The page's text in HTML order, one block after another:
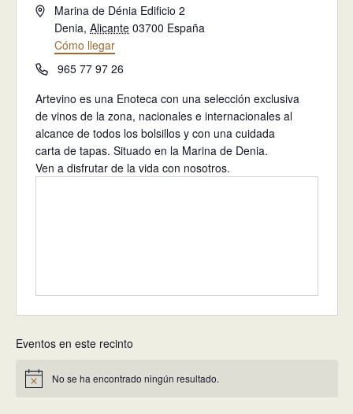
Dirección
Marina de Dénia Edificio 2
Denia, Alicante 03700 España
Cómo llegar
Teléfono965 77 97 26
Artevino es una Enoteca con una selección exclusiva
de vinos de la zona, nacionales e internacionales al
alcance de todos los bolsillos y con una cuidada
carta de tapas. Situado en la Marina de Denia.
Ven a disfrutar de la vida con nosotros.
Eventos en este recinto
Aviso No se ha encontrado ningún resultado.